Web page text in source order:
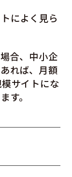
によく見ら
合、中小企
れば、月額
サイトにな
す。